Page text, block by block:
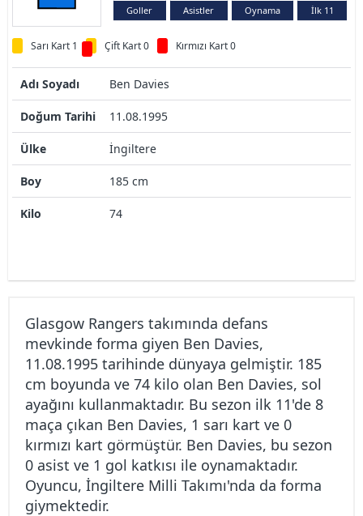
Goller Asistler Oynama İlk 11
Sarı Kart 1 Çift Kart 0 Kırmızı Kart 0
Adı Soyadı Ben Davies
Doğum Tarihi 11.08.1995
Ülke İngiltere
Boy 185 cm
Kilo 74
Glasgow Rangers takımında defans
mevkinde forma giyen Ben Davies,
11.08.1995 tarihinde dünyaya gelmiştir. 185
cm boyunda ve 74 kilo olan Ben Davies, sol
ayağını kullanmaktadır. Bu sezon ilk 11'de 8
maça çıkan Ben Davies, 1 sarı kart ve 0
kırmızı kart görmüştür. Ben Davies, bu sezon
0 asist ve 1 gol katkısı ile oynamaktadır.
Oyuncu, İngiltere Milli Takımı'nda da forma
giymektedir.